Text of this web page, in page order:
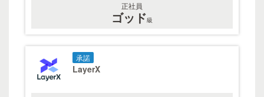
正社員
ゴッド級
承諾
LayerX